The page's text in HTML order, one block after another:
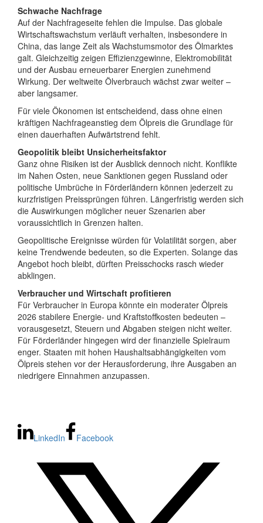
Schwache Nachfrage
Auf der Nachfrageseite fehlen die Impulse. Das globale
Wirtschaftswachstum verläuft verhalten, insbesondere in
China, das lange Zeit als Wachstumsmotor des Ölmarktes
galt. Gleichzeitig zeigen Effizienzgewinne, Elektromobilität
und der Ausbau erneuerbarer Energien zunehmend
Wirkung. Der weltweite Ölverbrauch wächst zwar weiter –
aber langsamer.
Für viele Ökonomen ist entscheidend, dass ohne einen
kräftigen Nachfrageanstieg dem Ölpreis die Grundlage für
einen dauerhaften Aufwärtstrend fehlt.
Geopolitik bleibt Unsicherheitsfaktor
Ganz ohne Risiken ist der Ausblick dennoch nicht. Konflikte
im Nahen Osten, neue Sanktionen gegen Russland oder
politische Umbrüche in Förderländern können jederzeit zu
kurzfristigen Preissprüngen führen. Längerfristig werden sich
die Auswirkungen möglicher neuer Szenarien aber
voraussichtlich in Grenzen halten.
Geopolitische Ereignisse würden für Volatilität sorgen, aber
keine Trendwende bedeuten, so die Experten. Solange das
Angebot hoch bleibt, dürften Preisschocks rasch wieder
abklingen.
Verbraucher und Wirtschaft profitieren
Für Verbraucher in Europa könnte ein moderater Ölpreis
2026 stabilere Energie- und Kraftstoffkosten bedeuten –
vorausgesetzt, Steuern und Abgaben steigen nicht weiter.
Für Förderländer hingegen wird der finanzielle Spielraum
enger. Staaten mit hohen Haushaltsabhängigkeiten vom
Ölpreis stehen vor der Herausforderung, ihre Ausgaben an
niedrigere Einnahmen anzupassen.
LinkedIn Facebook